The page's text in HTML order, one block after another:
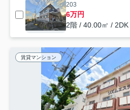
203
6万円
2階 / 40.00㎡ / 2DK
賃貸マンション